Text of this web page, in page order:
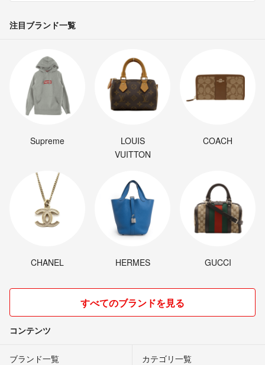
注目ブランド一覧
Supreme
LOUIS
VUITTON
COACH
CHANEL HERMES GUCCI
すべてのブランドを見る
コンテンツ
ブランド一覧 カテゴリ一覧